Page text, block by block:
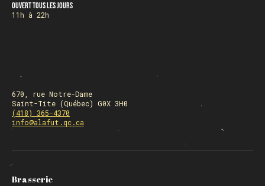
Ouvert tous les jours
11h à 22h
670, rue Notre-Dame
Saint-Tite (Québec) G0X 3H0
(418) 365-4370
info@alafut.qc.ca
Brasserie
FERMÉ 31 déc. et 01 janvier